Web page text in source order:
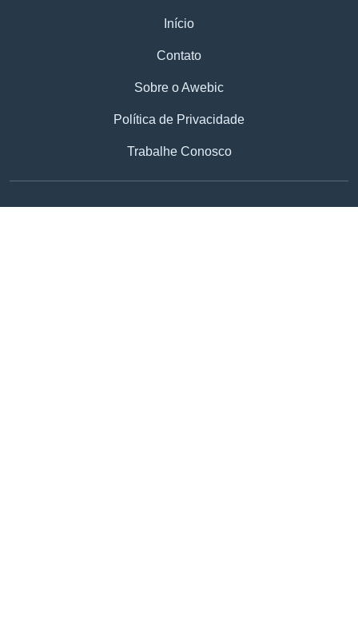
Início
Contato
Sobre o Awebic
Política de Privacidade
Trabalhe Conosco